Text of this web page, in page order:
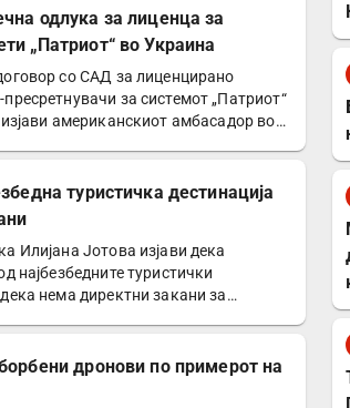
одлука за лиценца за
„Патриот“ во Украина
со САД за лиценцирано
за системот „Патриот“
изјави американскиот амбасадор во…
туристичка дестинација
Илијана Јотова изјави дека
најбезбедните туристички
нема директни закани за
дронови по примерот на